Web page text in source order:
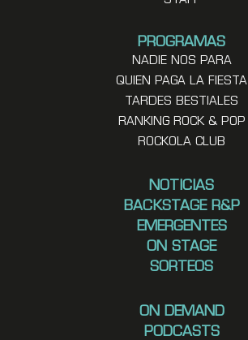
PROGRAMAS
NADIE NOS PARA
QUIEN PAGA LA FIESTA
TARDES BESTIALES
RANKING ROCK & POP
ROCKOLA CLUB
NOTICIAS
BACKSTAGE R&P
EMERGENTES
ON STAGE
SORTEOS
ON DEMAND
PODCASTS